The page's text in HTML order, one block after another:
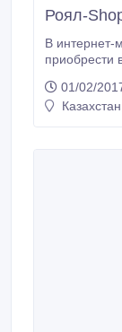
Роял-
В интернет-
приобрести
компанией
отдыха на
01/02/